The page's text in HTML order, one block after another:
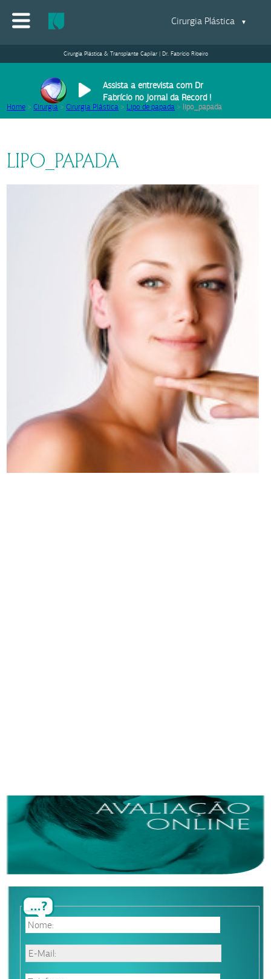
Cirurgia Plástica ▼
Cirurgia Plástica & Transplante Capilar | Dr. Fabrício Ribeiro
Assista a entrevista com Dr
Fabrício no Jornal da Record !
Home >Cirurgia >Cirurgia Plástica > Lipo de papada > lipo_papada
LIPO_PAPADA